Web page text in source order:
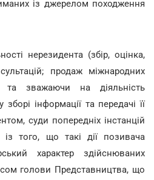
із джерелом походження
нерезидента (збір, оцінка,
продаж міжнародних
та зважаючи на діяльність
інформації та передачі її
суди попередніх інстанцій
із того, що такі дії позивача
характер здійснюваних
голови Представництва, що